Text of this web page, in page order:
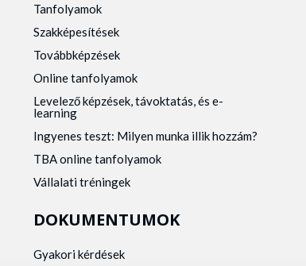
Tanfolyamok
Szakképesítések
Továbbképzések
Online tanfolyamok
Levelező képzések, távoktatás, és e-
learning
Ingyenes teszt: Milyen munka illik hozzám?
TBA online tanfolyamok
Vállalati tréningek
DOKUMENTUMOK
Gyakori kérdések